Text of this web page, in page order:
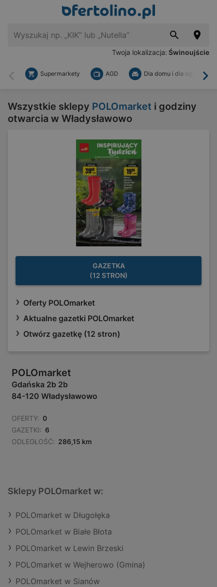
Twoja lokalizacja: Świnoujście
Wstecz
Supermarkety AGD Dla domu i dla ogrodu
Wszystkie sklepy POLOmarket i godziny
otwarcia w Władysławowo
GAZETKA
(12 STRON)
Oferty POLOmarket
Aktualne gazetki POLOmarket
Otwórz gazetkę (12 stron)
POLOmarket
Gdańska 2b 2b
84-120 Władysławowo
OFERTY: 0
GAZETKI: 6
ODLEGŁOŚĆ: 286,15 km
Sklepy POLOmarket w:
POLOmarket w Długołęka
POLOmarket w Białe Błota
POLOmarket w Lewin Brzeski
POLOmarket w Wejherowo (Gmina)
POLOmarket w Sianów